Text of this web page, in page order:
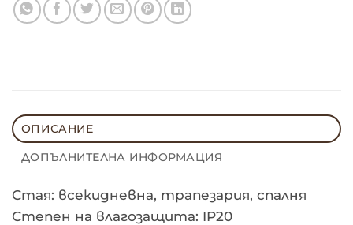
ОПИСАНИЕ
ДОПЪЛНИТЕЛНА ИНФОРМАЦИЯ
Стая: всекидневна, трапезария, спалня
Степен на влагозащита: IP20